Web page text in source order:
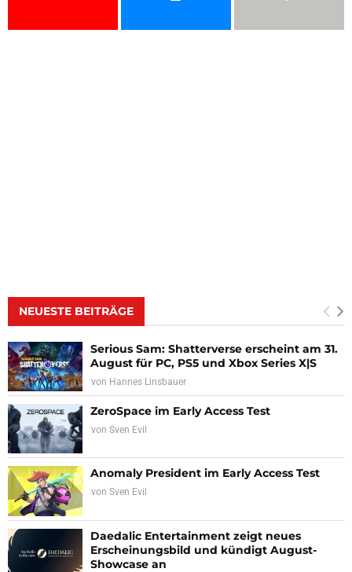
NEUESTE BEITRÄGE
Serious Sam: Shatterverse erscheint am 31.
August für PC, PS5 und Xbox Series X|S
von Hannes Linsbauer
ZeroSpace im Early Access Test
von Sven Evil
Anomaly President im Early Access Test
von Sven Evil
Daedalic Entertainment zeigt neues
Erscheinungsbild und kündigt August-
Showcase an